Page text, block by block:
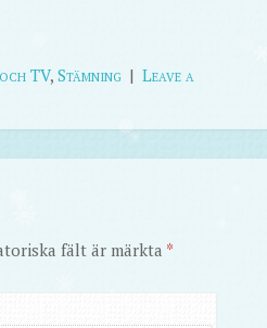
TV, Stämning | Leave a
fält är märkta *